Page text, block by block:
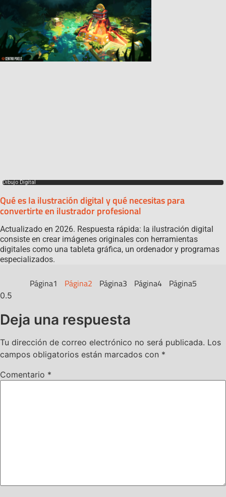
Dibujo Digital
Qué es la ilustración digital y qué necesitas para
convertirte en ilustrador profesional
Actualizado en 2026. Respuesta rápida: la ilustración digital
consiste en crear imágenes originales con herramientas
digitales como una tableta gráfica, un ordenador y programas
especializados.
Página1 Página2 Página3 Página4 Página5
Deja una respuesta
Tu dirección de correo electrónico no será publicada. Los
campos obligatorios están marcados con *
Comentario *